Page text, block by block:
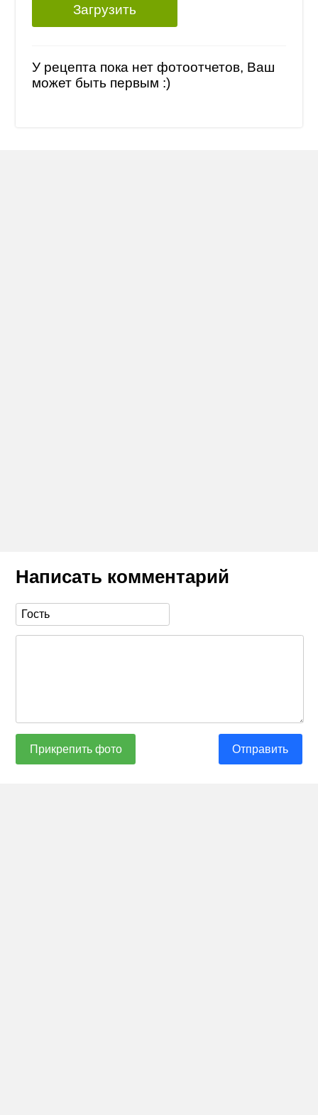
Загрузить
У рецепта пока нет фотоотчетов, Ваш
может быть первым :)
Написать комментарий
Прикрепить фото Отправить